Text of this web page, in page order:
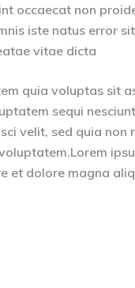
occaecat non
iste natus error
vitae dicta
quia voluptas sit
sequi
velit, sed quia
et dolore magna